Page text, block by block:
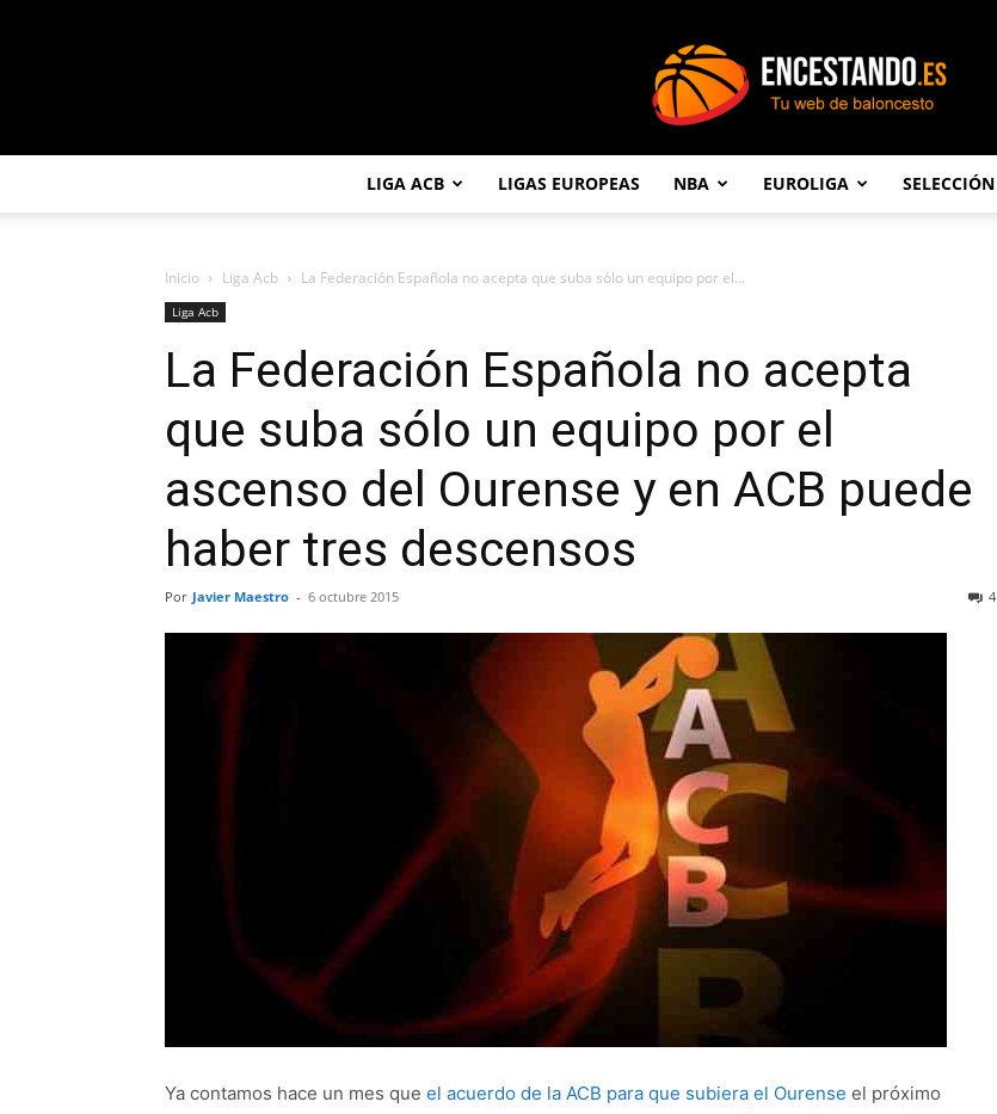
LIGA ACB LIGAS EUROPEAS NBA EUROLIGA SELECCIÓN
Inicio Liga Acb La Federación Española no acepta que suba sólo un equipo por el...
Liga Acb
La Federación Española no acepta
que suba sólo un equipo por el
ascenso del Ourense y en ACB puede
haber tres descensos
Por Javier Maestro - 6 octubre 2015 4
Ya contamos hace un mes que el acuerdo de la ACB para que subiera el Ourense el próximo